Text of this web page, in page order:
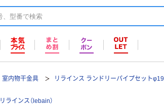
室内物干金具 リラインス ランドリーパイプセットφ19
リラインス（lebain）